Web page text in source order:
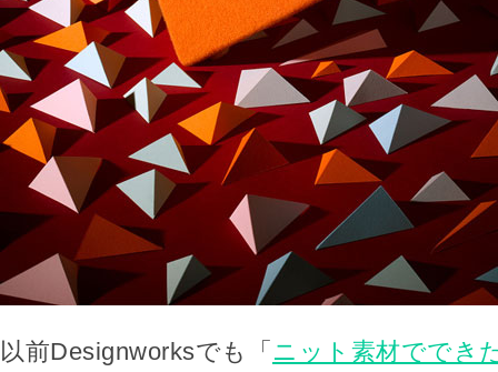
以前Designworksでも「 ニット素材ででき